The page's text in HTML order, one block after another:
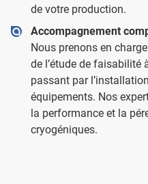
de votre production.
Accompagnement
Nous prenons en
de l’étude de faisabilité
passant par
équipements. Nos
la performance et la
cryogéniques.